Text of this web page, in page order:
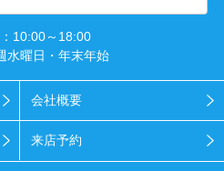
10:00～18:00
水曜日・年末年始
会社概要
来店予約